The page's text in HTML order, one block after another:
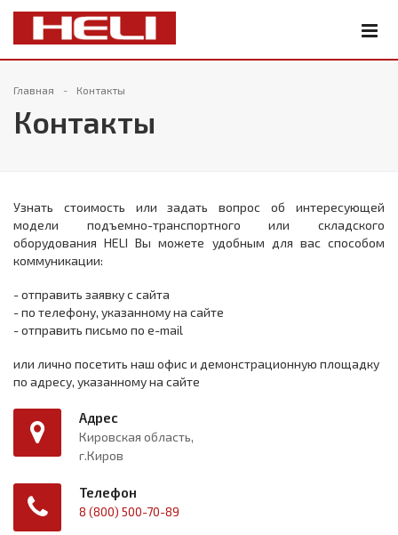
Главная Контакты
Контакты
Узнать стоимость или задать вопрос об интересующей
модели подъемно-транспортного или складского
оборудования HELI Вы можете удобным для вас способом
коммуникации:
- отправить заявку с сайта
- по телефону, указанному на сайте
- отправить письмо по e-mail
или лично посетить наш офис и демонстрационную площадку
по адресу, указанному на сайте
Адрес
Кировская область,
г.Киров
Телефон
8 (800) 500-70-89